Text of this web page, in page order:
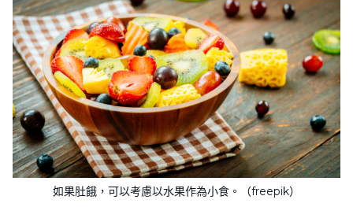
如果肚餓，可以考慮以水果作為小食。（freepik）